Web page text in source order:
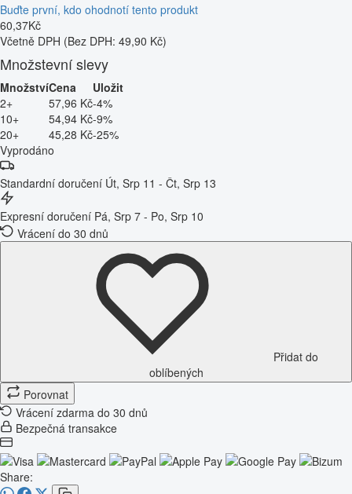
Buďte první, kdo ohodnotí tento produkt
60,37Kč
Včetně DPH (Bez DPH: 49,90 Kč)
Množstevní slevy
MnožstvíCena
Uložit
2+
57,96 Kč-4%
10+
54,94 Kč-9%
20+
45,28 Kč-25%
Vyprodáno
Standardní doručení Út, Srp 11 - Čt, Srp 13
Expresní doručení Pá, Srp 7 - Po, Srp 10
Vrácení do 30 dnů
Přidat do
oblíbených
Porovnat
Vrácení zdarma do 30 dnů
Bezpečná transakce
Share: